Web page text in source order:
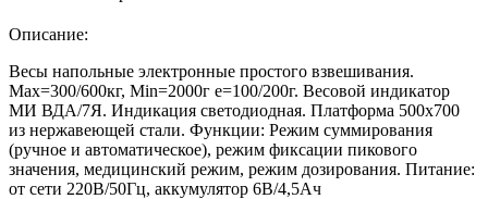
Описание:
Весы напольные электронные простого взвешивания.
Мах=300/600кг, Min=2000г е=100/200г. Весовой индикатор
МИ ВДА/7Я. Индикация светодиодная. Платформа 500х700
из нержавеющей стали. Функции: Режим суммирования
(ручное и автоматическое), режим фиксации пикового
значения, медицинский режим, режим дозирования. Питание:
от сети 220В/50Гц, аккумулятор 6В/4,5Ач